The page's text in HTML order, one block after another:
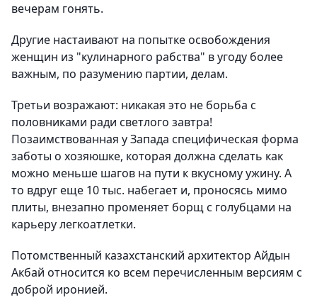
вечерам гонять.
Другие настаивают на попытке освобождения
женщин из "кулинарного рабства" в угоду более
важным, по разумению партии, делам.
Третьи возражают: никакая это не борьба с
половниками ради светлого завтра!
Позаимствованная у Запада специфическая форма
заботы о хозяюшке, которая должна сделать как
можно меньше шагов на пути к вкусному ужину. А
то вдруг еще 10 тыс. набегает и, проносясь мимо
плиты, внезапно променяет борщ с голубцами на
карьеру легкоатлетки.
Потомственный казахстанский архитектор Айдын
Акбай относится ко всем перечисленным версиям с
доброй иронией.